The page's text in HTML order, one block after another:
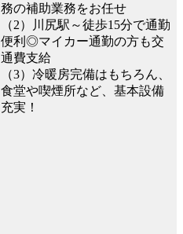
務の補助業務をお任せ
（2）川尻駅～徒歩15分で通勤
便利◎マイカー通勤の方も交
通費支給
（3）冷暖房完備はもちろん、
食堂や喫煙所など、基本設備
充実！